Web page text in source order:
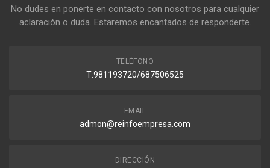
No dudes en ponerte en contacto con nosotros para cualquier
aclaración o duda. Estaremos encantados de responderte.
TELÉFONO
T:981193720/687506525
EMAIL
admon@reinfoempresa.com
DIRECCIÓN